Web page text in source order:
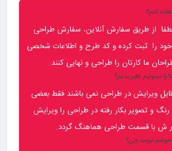
کنم؟
از طریق سفارش آنلاین، سفارش طراحی
را ثبت کرده و کد طرح و اطلاعات شخصی
ما کارتان را طراحی و نهایی کنند.
تغیر بدیم؟
ویرایش در طراحی نمی باشند فقط بعضی
و تصویر بکار رفته در طراحی را ویرایش
ش با قسمت طراحی هماهنگ گردد.
خوشم نیومد چی؟